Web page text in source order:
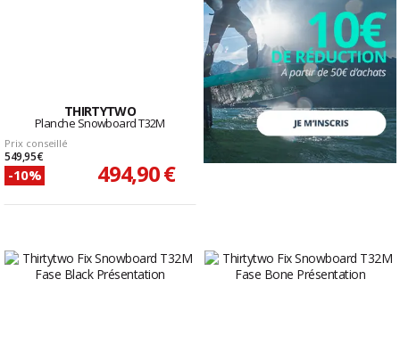
THIRTYTWO
Planche Snowboard T32M
Prix conseillé
549,95 €
-10% 494,90 €